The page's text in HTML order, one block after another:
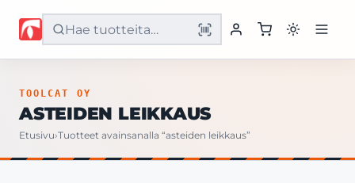
Etusivu
TOOLCAT OY
ASTEIDEN LEIKKAUS
Etusivu›Tuotteet avainsanalla “asteiden leikkaus”